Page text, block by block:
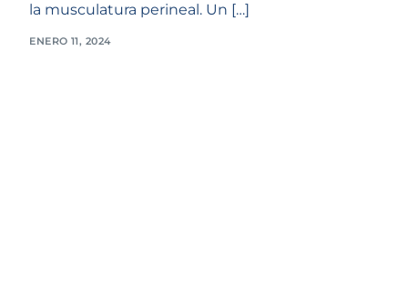
la musculatura perineal. Un […]
ENERO 11, 2024